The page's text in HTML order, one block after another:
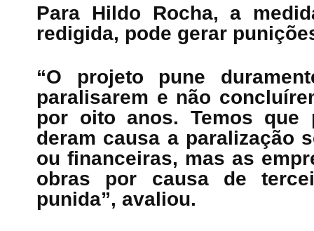
Para Hildo Rocha, a
redigida, pode gerar
“O projeto pune
paralisarem e não
por oito anos. Temos que
deram causa a paralização
ou financeiras, mas as
obras por causa de
punida”, avaliou.